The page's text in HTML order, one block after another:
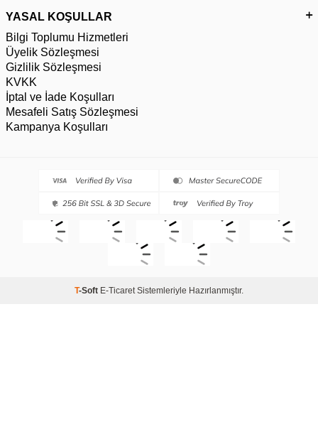
YASAL KOŞULLAR
Bilgi Toplumu Hizmetleri
Üyelik Sözleşmesi
Gizlilik Sözleşmesi
KVKK
İptal ve İade Koşulları
Mesafeli Satış Sözleşmesi
Kampanya Koşulları
T-Soft E-Ticaret Sistemleriyle Hazırlanmıştır.